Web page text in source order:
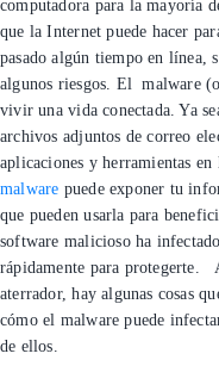
probablemente uses tu
tus actividades en línea.
puede hacer para
pasado algún tiempo en
también conlleva
malicioso)es un riesgo
sea que provenga de
adjuntos de correo
aplicaciones y
confiar, elmalware
a losciberdelincuentes
personal. Si sospechas
infectadotu dispositivo,
rápidamente para